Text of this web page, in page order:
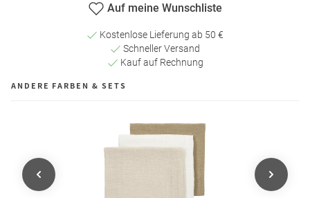
Auf meine Wunschliste
Kostenlose Lieferung ab 50 €
Schneller Versand
Kauf auf Rechnung
ANDERE FARBEN & SETS